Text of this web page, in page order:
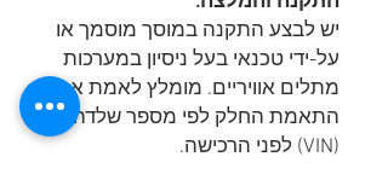
יש לבצע התקנה במוסך מוסמך או
על-ידי טכנאי בעל ניסיון במערכות
מתלים אוויריים. מומלץ לאמת את
התאמת החלק לפי מספר שלדה
(VIN) לפני הרכישה.